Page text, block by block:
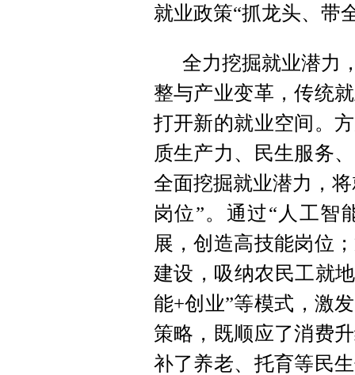
就业政策“抓龙头、带
全力挖掘就业潜力
整与产业变革，传统
打开新的就业空间。
质生产力、民生服务
全面挖掘就业潜力，
岗位”。通过“人工智
展，创造高技能岗位
建设，吸纳农民工就
能+创业”等模式，激
策略，既顺应了消费
补了养老、托育等民